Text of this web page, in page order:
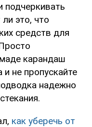
подчеркивать
это, что
средств для
карандаш
не пропускайте
надежно
как уберечь от